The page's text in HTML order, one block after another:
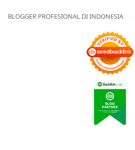
BLOGGER PROFESIONAL DI INDONESIA